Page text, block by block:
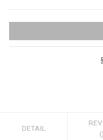
DETAIL
()